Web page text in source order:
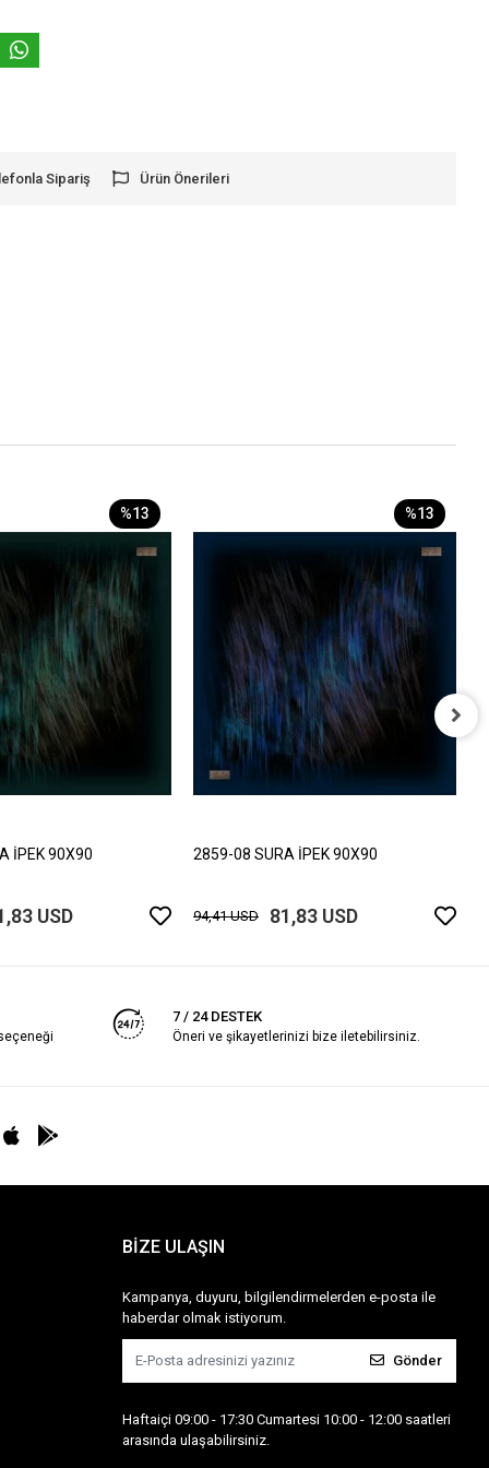
Sipariş Ürün Önerileri
%13
İPEK 90X90
USD
%13
2859-08 SURA İPEK 90X90
94,41 USD 81,83 USD
7 / 24 DESTEK
Öneri ve şikayetlerinizi bize iletebilirsiniz.
BİZE ULAŞIN
Kampanya, duyuru, bilgilendirmelerden e-posta ile
haberdar olmak istiyorum.
Gönder
Haftaiçi 09:00 - 17:30 Cumartesi 10:00 - 12:00 saatleri
arasında ulaşabilirsiniz.